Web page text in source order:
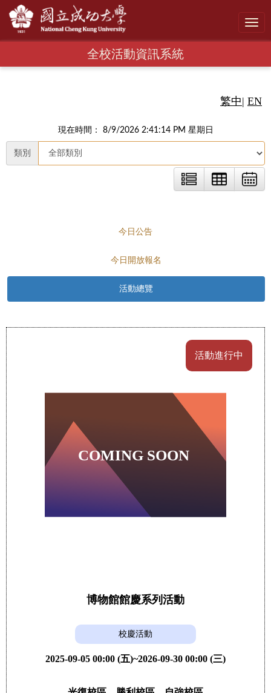
全校活動資訊系統
繁中| EN
現在時間： 8/9/2026 2:41:15 PM 星期日
類別
今日公告
今日開放報名
活動總覽
活動進行中
博物館館慶系列活動
校慶活動
2025-09-05 00:00 (五)~2026-09-30 00:00 (三)